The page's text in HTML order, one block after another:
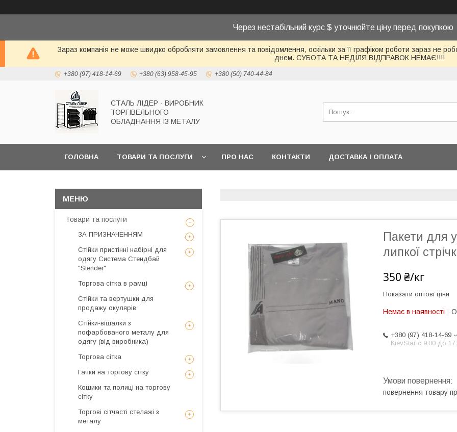
Через нестабільний курс $ уточнюйте ціну перед покупкою
Зараз компанія не може швидко обробляти замовлення та повідомлення, оскільки за її графіком роботи зараз не
днем. СУБОТА ТА НЕДІЛЯ ВІДПРАВОК НЕМАЄ!!!!
+380 (97) 418-14-69 +380 (63) 958-45-95 +380 (50) 740-44-84
СТАЛЬ ЛІДЕР - ВИРОБНИК
ТОРГІВЕЛЬНОГО
ОБЛАДНАННЯ ІЗ МЕТАЛУ
ГОЛОВНА ТОВАРИ ТА ПОСЛУГИ ПРО НАС КОНТАКТИ ДОСТАВКА І ОПЛАТА
Пакети для
липкої
350 ₴/кг
Показати оптові ціни
Немає в наявності
+380 (97) 418-14-69
KievStar с 9:00 до
повернення товару
Товари та послуги
ЗА ПРИЗНАЧЕННЯМ
Стійки пристінні набірні для
одягу Система Стендбай
"Stender"
Торгова сітка в рамці
Стійки та вертушки для
продажу окулярів
Стійки-вішалки з
пофарбованого металу для
одягу (від виробника)
Торгова сітка
Гачки на торгову сітку
Кошики та полиці на торгову
сітку
Торгові сітчасті стелажі з
металу